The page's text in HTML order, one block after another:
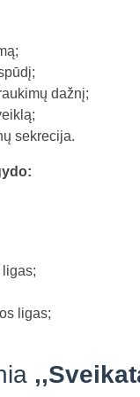
dažnį;
sekrecija.
ligas;